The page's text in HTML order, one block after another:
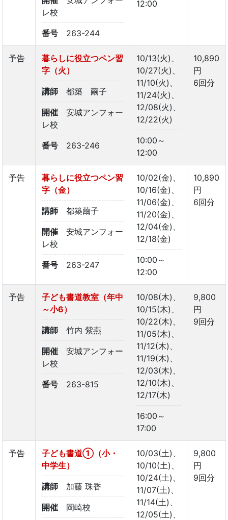
レ校
番号 263-244
12:00
予告
暮らしに役立つペン習
字（火）
講師 都築 繭子
開催
安城アンフォー
レ校
番号 263-246
10/13(火)、
10/27(火)、
11/10(火)、
11/24(火)、
12/08(火)、
12/22(火)
10:00～
12:00
10,890
円
6回分
予告
暮らしに役立つペン習
字（金）
講師 都築繭子
開催
安城アンフォー
レ校
番号 263-247
10/02(金)、
10/16(金)、
11/06(金)、
11/20(金)、
12/04(金)、
12/18(金)
10:00～
12:00
10,890
円
6回分
予告
子ども書道教室（年中
～小6）
講師 竹内 紫燕
開催
安城アンフォー
レ校
番号 263-815
10/08(木)、
10/15(木)、
10/22(木)、
11/05(木)、
11/12(木)、
11/19(木)、
12/03(木)、
12/10(木)、
12/17(木)
16:00～
17:00
9,800
円
9回分
予告
子ども書道①（小・
中学生）
講師 加藤 珠香
開催 岡崎校
10/03(土)、
10/10(土)、
10/24(土)、
11/07(土)、
11/14(土)、
12/05(土)、
9,800
円
9回分